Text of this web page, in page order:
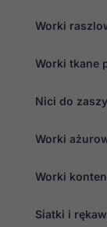
Worki
Worki tkane
Nici do
Worki
Worki
Siatki i